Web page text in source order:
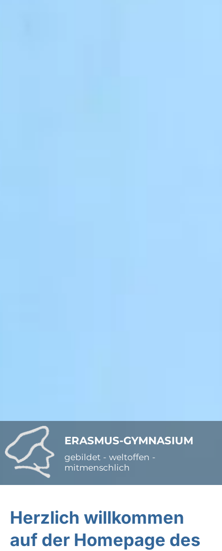
ERASMUS-GYMNASIUM
gebildet - weltoffen -
mitmenschlich
Herzlich willkommen
auf der Homepage des